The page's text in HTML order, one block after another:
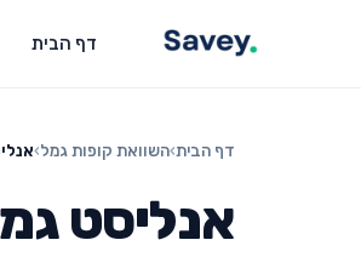
דף הבית
דף הבית›השוואת קופות גמל›
אנליסט